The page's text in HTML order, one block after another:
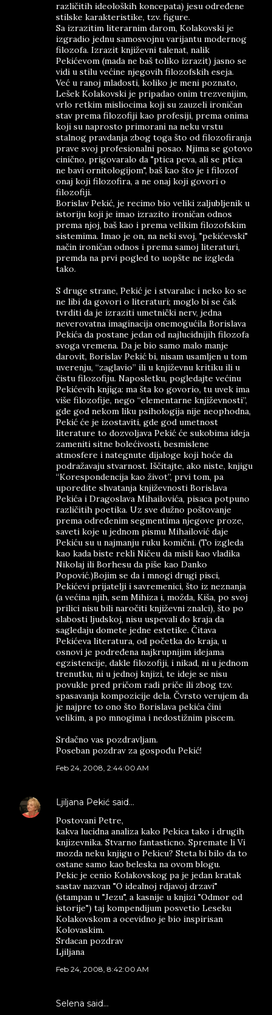
različitih ideoloških koncepata) jesu određene
stilske karakteristike, tzv. figure.
Sa izrazitim literarnim darom, Kolakovski je
izgradio jednu samosvojnu varijantu modernog
filozofa. Izrazit književni talenat, nalik
Pekićevom (mada ne baš toliko izrazit) jasno se
vidi u stilu većine njegovih filozofskih eseja.
Već u ranoj mladosti, koliko je meni poznato,
Lešek Kolakovski je pripadao onim trezvenijim,
vrlo retkim misliocima koji su zauzeli ironičan
stav prema filozofiji kao profesiji, prema onima
koji su naprosto primorani na neku vrstu
stalnog pravdanja zbog toga što od filozofiranja
prave svoj profesionalni posao. Njima se gotovo
cinično, prigovaralo da "ptica peva, ali se ptica
ne bavi ornitologijom", baš kao što je i filozof
onaj koji filozofira, a ne onaj koji govori o
filozofiji.
Borislav Pekić, je recimo bio veliki zaljubljenik u
istoriju koji je imao izrazito ironičan odnos
prema njoj, baš kao i prema velikim filozofskim
sistemima. Imao je on, na neki svoj, "pekićevski"
način ironičan odnos i prema samoj literaturi,
premda na prvi pogled to uopšte ne izgleda
tako.
S druge strane, Pekić je i stvaralac i neko ko se
ne libi da govori o literaturi; moglo bi se čak
tvrditi da je izraziti umetnički nerv, jedna
neverovatna imaginacija onemogućila Borislava
Pekića da postane jedan od najlucidnijih filozofa
svoga vremena. Da je bio samo malo manje
darovit, Borislav Pekić bi, nisam usamljen u tom
uverenju, “zaglavio” ili u književnu kritiku ili u
čistu filozofiju. Naposletku, pogledajte većinu
Pekićevih knjiga: ma šta ko govorio, tu uvek ima
više filozofije, nego “elementarne književnosti”,
gde god nekom liku psihologija nije neophodna,
Pekić će je izostaviti, gde god umetnost
literature to dozvoljava Pekić će sukobima ideja
zameniti sitne bolećivosti, besmislene
atmosfere i nategnute dijaloge koji hoće da
podražavaju stvarnost. Iščitajte, ako niste, knjigu
“Korespondencija kao život”, prvi tom, pa
uporedite shvatanja književnosti Borislava
Pekića i Dragoslava Mihailovića, pisaca potpuno
različitih poetika. Uz sve dužno poštovanje
prema određenim segmentima njegove proze,
saveti koje u jednom pismu Mihailović daje
Pekiću su u najmanju ruku komični. (To izgleda
kao kada biste rekli Ničeu da misli kao vladika
Nikolaj ili Borhesu da piše kao Danko
Popović.)Bojim se da i mnogi drugi pisci,
Pekićevi prijatelji i savremenici, što iz neznanja
(a većina njih, sem Mihiza i, možda, Kiša, po svoj
prilici nisu bili naročiti književni znalci), što po
slabosti ljudskoj, nisu uspevali do kraja da
sagledaju domete jedne estetike. Čitava
Pekićeva literatura, od početka do kraja, u
osnovi je podređena najkrupnijim idejama
egzistencije, dakle filozofiji, i nikad, ni u jednom
trenutku, ni u jednoj knjizi, te ideje se nisu
povukle pred pričom radi priče ili zbog tzv.
spasavanja kompozicije dela. Čvrsto verujem da
je najpre to ono što Borislava pekića čini
velikim, a po mnogima i nedostižnim piscem.
Srdačno vas pozdravljam.
Poseban pozdrav za gospođu Pekić!
Feb 24, 2008, 2:44:00 AM
Ljiljana Pekić said…
Postovani Petre,
kakva lucidna analiza kako Pekica tako i drugih
knjizevnika. Stvarno fantasticno. Spremate li Vi
mozda neku knjigu o Pekicu? Steta bi bilo da to
ostane samo kao beleska na ovom blogu.
Pekic je cenio Kolakovskog pa je jedan kratak
sastav nazvan "O idealnoj rdjavoj drzavi"
(stampan u "Jezu", a kasnije u knjizi "Odmor od
istorije") taj kompendijum posvetio Leseku
Kolakovskom a ocevidno je bio inspirisan
Kolovaskim.
Srdacan pozdrav
Ljiljana
Feb 24, 2008, 8:42:00 AM
Selena said…